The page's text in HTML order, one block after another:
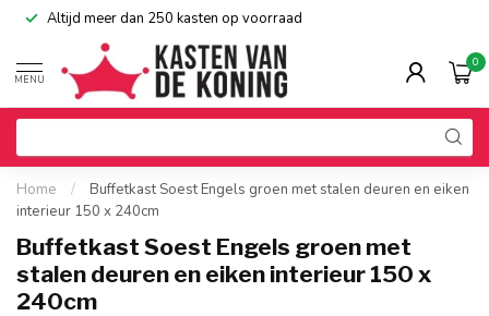
Altijd meer dan 250 kasten op voorraad
MENU
0
Home /
Buffetkast Soest Engels groen met stalen deuren en eiken
interieur 150 x 240cm
Buffetkast Soest Engels groen met
stalen deuren en eiken interieur 150 x
240cm